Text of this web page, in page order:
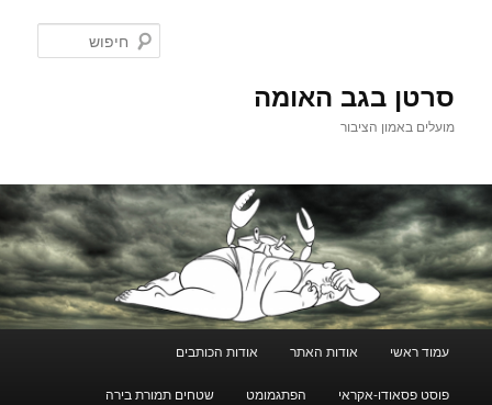
סרטן בגב האומה
מועלים באמון הציבור
עמוד ראשי אודות האתר אודות הכותבים
פוסט פסאודו-אקראי הפתגמומט שטחים תמורת בירה